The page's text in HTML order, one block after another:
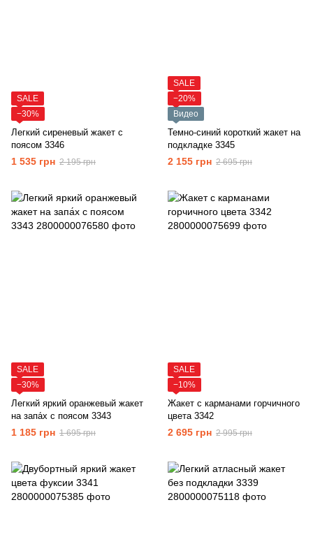
SALE
−30%
Легкий сиреневый жакет с
поясом 3346
1 535 грн 2 195 грн
SALE
−20%
Видео
Темно-синий короткий жакет на
подкладке 3345
2 155 грн 2 695 грн
SALE
−30%
Легкий яркий оранжевый жакет
на запа́х с поясом 3343
1 185 грн 1 695 грн
SALE
−10%
Жакет с карманами горчичного
цвета 3342
2 695 грн 2 995 грн